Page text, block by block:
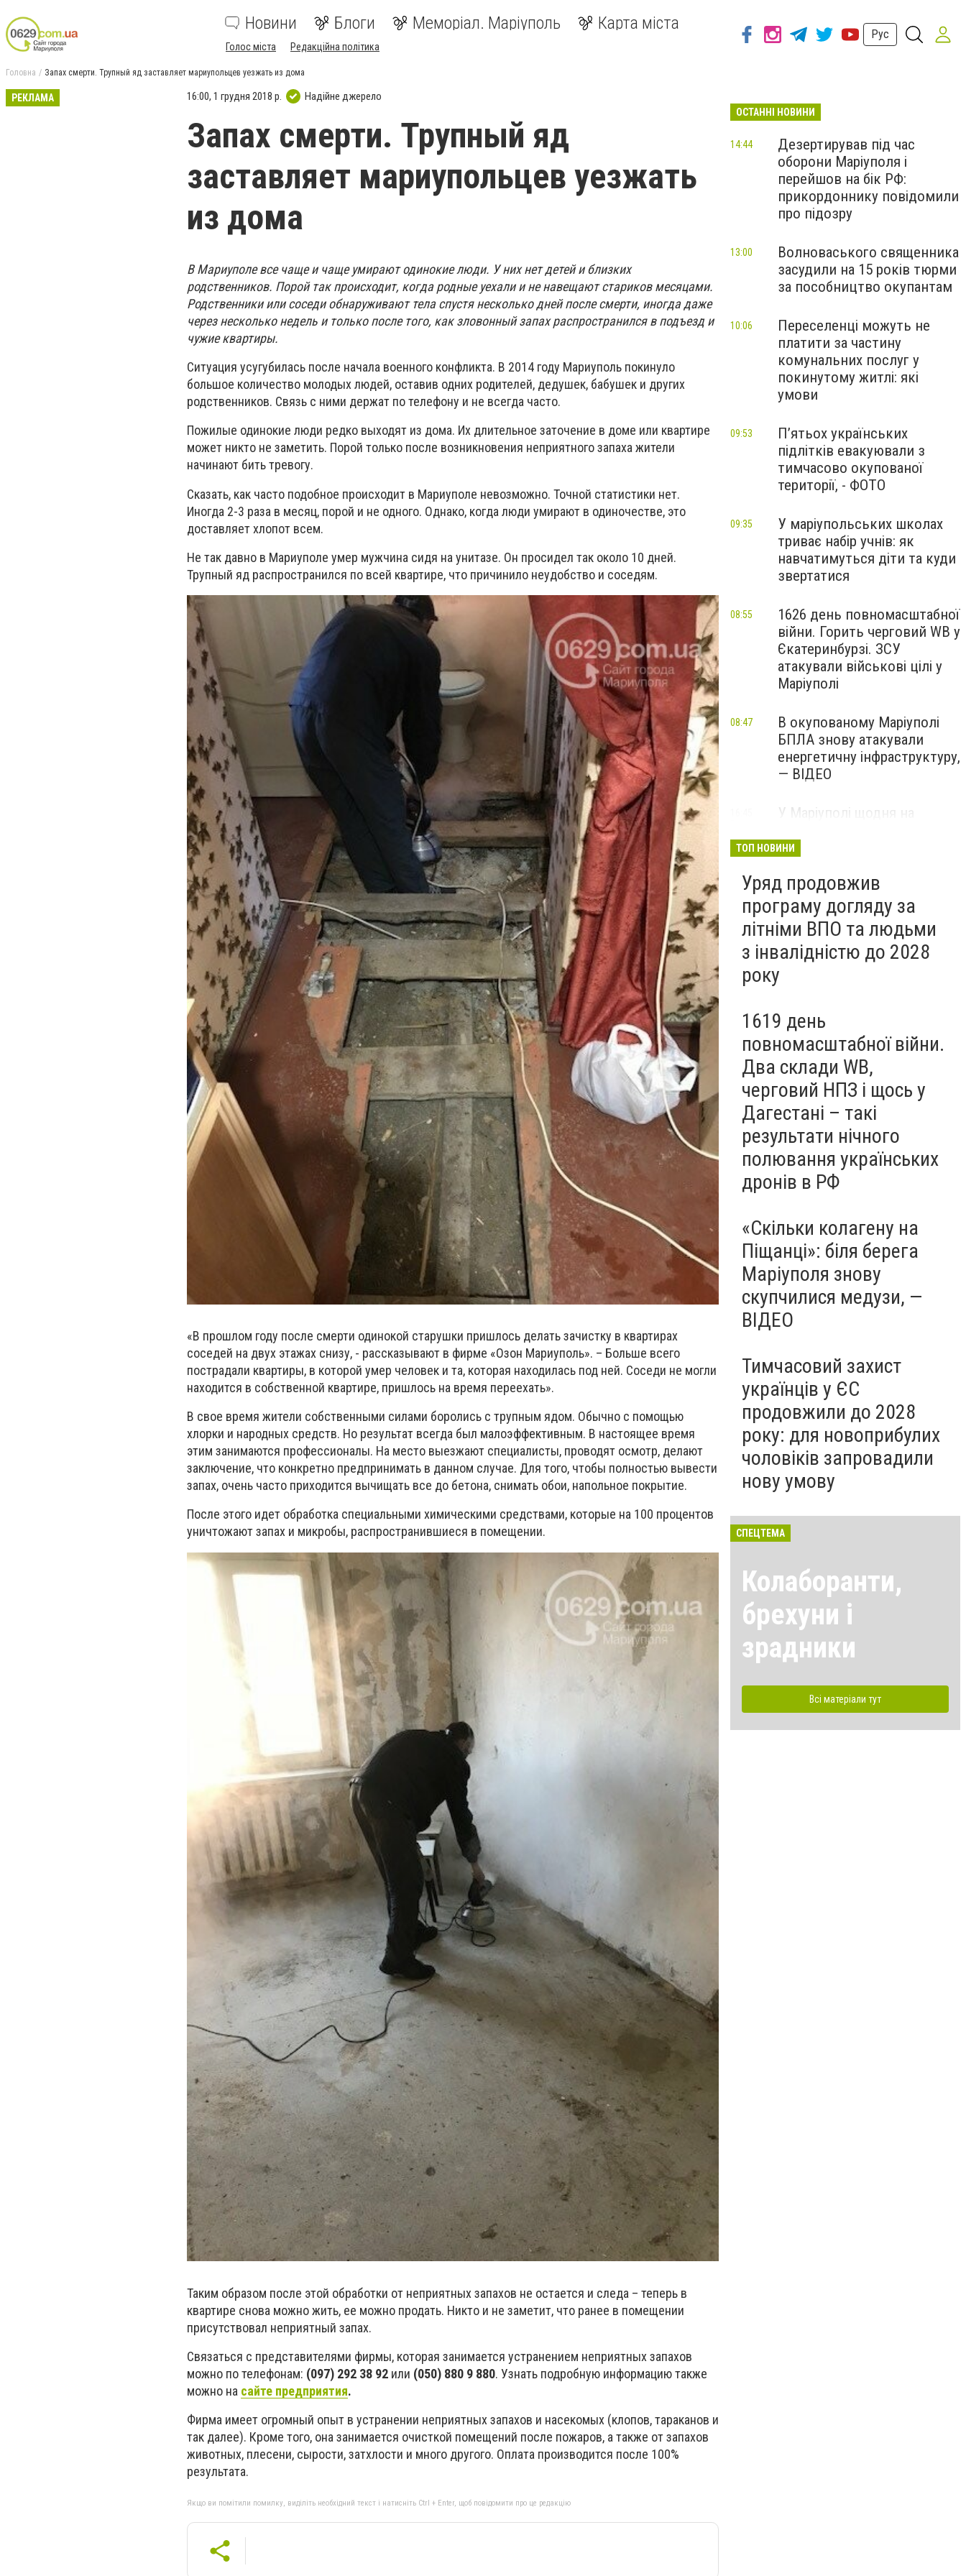
Новини Блоги Меморіал. Маріуполь Карта міста
Голос міста Редакційна політика
Рус
Головна Запах смерти. Трупный яд заставляет мариупольцев уезжать из дома
РЕКЛАМА 16:00, 1 грудня 2018 р. Надійне джерело
Запах смерти. Трупный яд
заставляет мариупольцев уезжать
из дома
В Мариуполе все чаще и чаще умирают одинокие люди. У них нет детей и близких
родственников. Порой так происходит, когда родные уехали и не навещают стариков месяцами.
Родственники или соседи обнаруживают тела спустя несколько дней после смерти, иногда даже
через несколько недель и только после того, как зловонный запах распространился в подъезд и
чужие квартиры.
Ситуация усугубилась после начала военного конфликта. В 2014 году Мариуполь покинуло
большое количество молодых людей, оставив одних родителей, дедушек, бабушек и других
родственников. Связь с ними держат по телефону и не всегда часто.
Пожилые одинокие люди редко выходят из дома. Их длительное заточение в доме или квартире
может никто не заметить. Порой только после возникновения неприятного запаха жители
начинают бить тревогу.
Сказать, как часто подобное происходит в Мариуполе невозможно. Точной статистики нет.
Иногда 2-3 раза в месяц, порой и не одного. Однако, когда люди умирают в одиночестве, это
доставляет хлопот всем.
Не так давно в Мариуполе умер мужчина сидя на унитазе. Он просидел так около 10 дней.
Трупный яд распространился по всей квартире, что причинило неудобство и соседям.
«В прошлом году после смерти одинокой старушки пришлось делать зачистку в квартирах
соседей на двух этажах снизу, - рассказывают в фирме «Озон Мариуполь». – Больше всего
пострадали квартиры, в которой умер человек и та, которая находилась под ней. Соседи не могли
находится в собственной квартире, пришлось на время переехать».
В свое время жители собственными силами боролись с трупным ядом. Обычно с помощью
хлорки и народных средств. Но результат всегда был малоэффективным. В настоящее время
этим занимаются профессионалы. На место выезжают специалисты, проводят осмотр, делают
заключение, что конкретно предпринимать в данном случае. Для того, чтобы полностью вывести
запах, очень часто приходится вычищать все до бетона, снимать обои, напольное покрытие.
После этого идет обработка специальными химическими средствами, которые на 100 процентов
уничтожают запах и микробы, распространившиеся в помещении.
Таким образом после этой обработки от неприятных запахов не остается и следа – теперь в
квартире снова можно жить, ее можно продать. Никто и не заметит, что ранее в помещении
присутствовал неприятный запах.
Связаться с представителями фирмы, которая занимается устранением неприятных запахов
можно по телефонам: (097) 292 38 92 или (050) 880 9 880. Узнать подробную информацию также
можно на сайте предприятия.
Фирма имеет огромный опыт в устранении неприятных запахов и насекомых (клопов, тараканов и
так далее). Кроме того, она занимается очисткой помещений после пожаров, а также от запахов
животных, плесени, сырости, затхлости и много другого. Оплата производится после 100%
результата.
Якщо ви помітили помилку, виділіть необхідний текст і натисніть Ctrl + Enter, щоб повідомити про це редакцію
ОСТАННІ НОВИНИ
Дезертирував під час
оборони Маріуполя і
перейшов на бік РФ:
прикордоннику повідомили
про підозру
14:44
Волноваського священника
засудили на 15 років тюрми
за пособництво окупантам
13:00
Переселенці можуть не
платити за частину
комунальних послуг у
покинутому житлі: які
умови
10:06
П’ятьох українських
підлітків евакуювали з
тимчасово окупованої
території, - ФОТО
09:53
У маріупольських школах
триває набір учнів: як
навчатимуться діти та куди
звертатися
09:35
1626 день повномасштабної
війни. Горить черговий WB у
Єкатеринбурзі. ЗСУ
атакували військові цілі у
Маріуполі
08:55
В окупованому Маріуполі
БПЛА знову атакували
енергетичну інфраструктуру,
— ВІДЕО
08:47
У Маріуполі щодня на
відключатимуть світло: це
ТОП НОВИНИ
Уряд продовжив
програму догляду за
літніми ВПО та людьми
з інвалідністю до 2028
року
1619 день
повномасштабної війни.
Два склади WB,
черговий НПЗ і щось у
Дагестані – такі
результати нічного
полювання українських
дронів в РФ
«Скільки колагену на
Піщанці»: біля берега
Маріуполя знову
скупчилися медузи, —
ВІДЕО
Тимчасовий захист
українців у ЄС
продовжили до 2028
року: для новоприбулих
чоловіків запровадили
нову умову
СПЕЦТЕМА
Колаборанти,
брехуни і
зрадники
Всі матеріали тут